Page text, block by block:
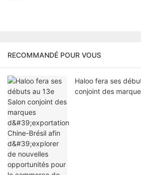
RECOMMANDÉ POUR VOUS
Haloo fera ses
conjoint des